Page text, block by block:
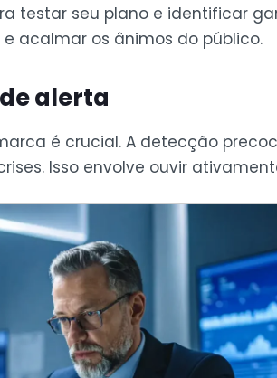
testar seu plano e identificar
acalmar os ânimos do público.
alerta
é crucial. A detecção
Isso envolve ouvir